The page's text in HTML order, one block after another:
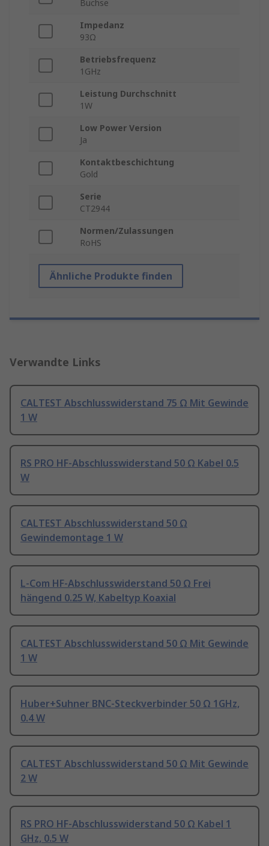
Buchse
Impedanz
93Ω
Betriebsfrequenz
1GHz
Leistung Durchschnitt
1W
Low Power Version
Ja
Kontaktbeschichtung
Gold
Serie
CT2944
Normen/Zulassungen
RoHS
Ähnliche Produkte finden
Verwandte Links
CALTEST Abschlusswiderstand 75 Ω Mit Gewinde
1 W
RS PRO HF-Abschlusswiderstand 50 Ω Kabel 0.5
W
CALTEST Abschlusswiderstand 50 Ω
Gewindemontage 1 W
L-Com HF-Abschlusswiderstand 50 Ω Frei
hängend 0.25 W, Kabeltyp Koaxial
CALTEST Abschlusswiderstand 50 Ω Mit Gewinde
1 W
Huber+Suhner BNC-Steckverbinder 50 Ω 1GHz,
0.4 W
CALTEST Abschlusswiderstand 50 Ω Mit Gewinde
2 W
RS PRO HF-Abschlusswiderstand 50 Ω Kabel 1
GHz, 0.5 W